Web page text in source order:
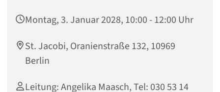
Montag, 3. Januar 2028, 10:00 - 12:00 Uhr
St. Jacobi, Oranienstraße 132, 10969
Berlin
Leitung: Angelika Maasch, Tel: 030 53 14